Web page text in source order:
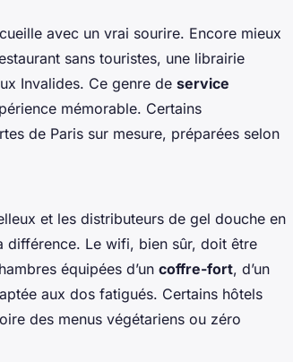
avec un vrai sourire. Encore mieux
sans touristes, une librairie
Invalides. Ce genre de service
mémorable. Certains
de Paris sur mesure, préparées selon
et les distributeurs de gel douche en
Le wifi, bien sûr, doit être
équipées d’un coffre-fort, d’un
aux dos fatigués. Certains hôtels
des menus végétariens ou zéro